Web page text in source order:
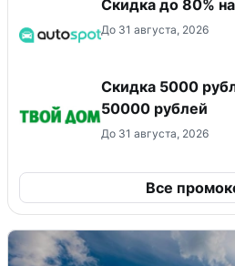
Скидка до 80%
До 31 августа, 2026
Скидка 5000
50000 рублей
До 31 августа, 2026
Все